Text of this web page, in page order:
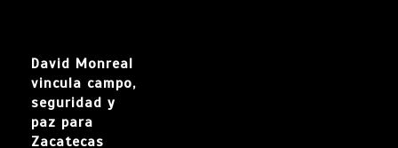
David Monreal
vincula campo,
seguridad y
paz para
Zacatecas